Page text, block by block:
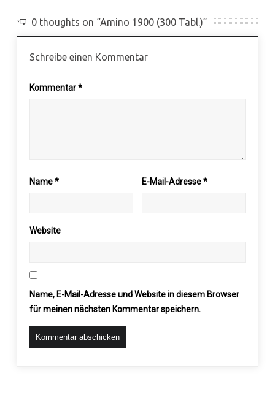
0 thoughts on “Amino 1900 (300 Tabl.)”
Schreibe einen Kommentar
Kommentar*
Name* E-Mail-Adresse*
Website
Name, E-Mail-Adresse und Website in diesem Browser
für meinen nächsten Kommentar speichern.